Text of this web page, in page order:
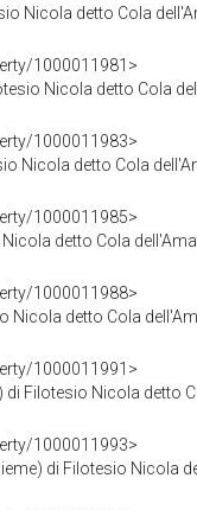
Nicola detto Cola
1000011981>
Nicola detto Cola
1000011983>
Nicola detto Cola
1000011985>
detto Cola
1000011988>
Nicola detto Cola
1000011991>
Filotesio Nicola detto
1000011993>
di Filotesio Nicola